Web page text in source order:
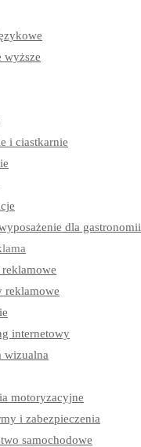
wyższe
i ciastkarnie
dla gastronomii
reklamowe
internetowy
wizualna
motoryzacyjne
i zabezpieczenia
samochodowe